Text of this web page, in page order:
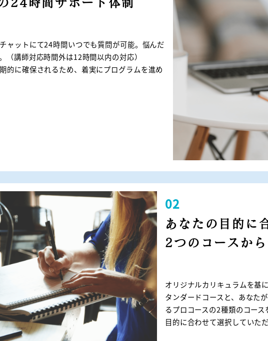
24時間サポート体制
ャットにて24時間いつでも質問が可能。悩んだ
（講師対応時間外は12時間以内の対応）
的に確保されるため、着実にプログラムを進め
02
あなたの目的に
2つのコースか
オリジナルカリキュラムを基
タンダードコースと、あなた
るプロコースの2種類のコース
目的に合わせて選択していただ